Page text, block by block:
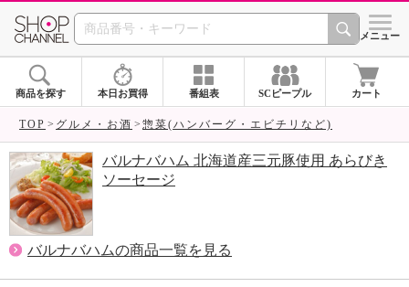
SHOP CHANNEL シメニュー
商品を探す 本日お買得 番組表 SCピープル カート
TOP グルメ・お酒 惣菜(ハンバーグ・エビチリなど)
バルナバハム 北海道産三元豚使用 あらびき
ソーセージ
バルナバハムの商品一覧を見る